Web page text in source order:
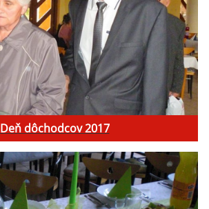
Deň dôchodcov 2017